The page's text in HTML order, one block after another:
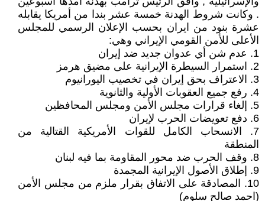
. وكانت شروط الهدنة خمسة عشر بندا من أمريكا يقابله
عشرة بنود من ايران بحسب الإعلان الرسمي للمجلس
الأعلى للأمن القومي الإيراني وهي:
1. عدم شن أي عدوان جديد ضد إيران
2. استمرار السيطرة الإيرانية على مضيق هرمز
3. الاعتراف بحق إيران في تخصيب اليورانيوم
4. رفع جميع العقوبات الأولية والثانوية
5. إلغاء قرارات مجلس الأمن ومجلس المحافظين
6. دفع تعويضات الحرب لإيران
7. الانسحاب الكامل للقوات الأمريكية القتالية من
المنطقة
8. وقف الحرب ضد محور المقاومة بما فيه لبنان
9. إطلاق الأصول الإيرانية المجمدة
10. المصادقة على الاتفاق بقرار ملزم من مجلس الأمن
(احمد صالح سلوم)